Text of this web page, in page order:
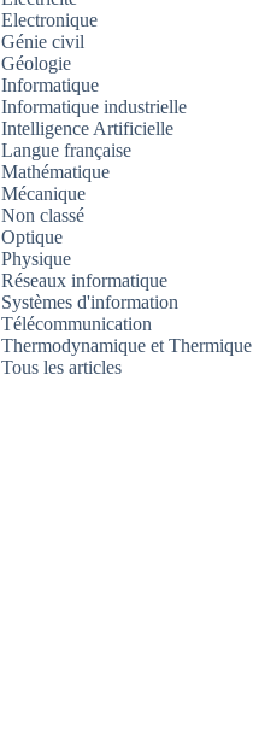
Electronique
Génie civil
Géologie
Informatique
Informatique industrielle
Intelligence Artificielle
Langue française
Mathématique
Mécanique
Non classé
Optique
Physique
Réseaux informatique
Systèmes d'information
Télécommunication
Thermodynamique et Thermique
Tous les articles